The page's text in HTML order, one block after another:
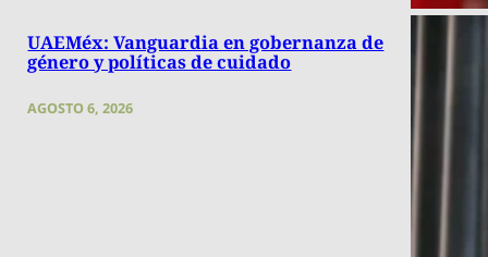
UAEMéx: Vanguardia en gobernanza de
género y políticas de cuidado
AGOSTO 6, 2026